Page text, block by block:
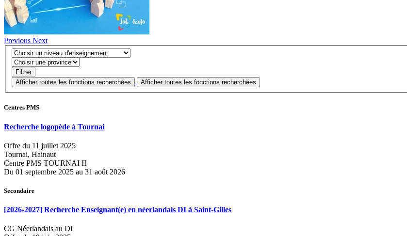
Previous Next
Centres PMS
Recherche logopède à Tournai
Offre du 11 juillet 2025
Tournai, Hainaut
Centre PMS TOURNAI II
Du 01 septembre 2025 au 31 août 2026
Secondaire
[2026-2027] Recherche Enseignant(e) en néerlandais DI à Saint-Gilles
CG Néerlandais au DI